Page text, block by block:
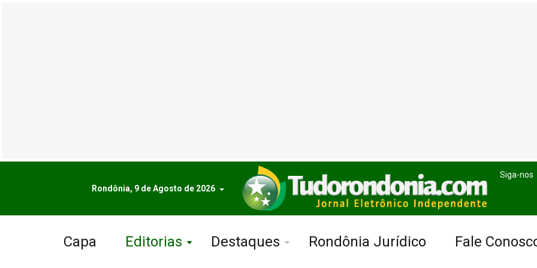
Rondônia, 9 de Agosto de 2026
Siga-nos
Capa Editorias Destaques Rondônia Jurídico Fale